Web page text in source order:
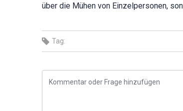
über die Mühen von Einzelpersonen,
Tag: